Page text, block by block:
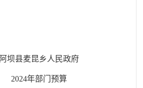
阿坝县麦昆乡人民政府
2024年部门预算